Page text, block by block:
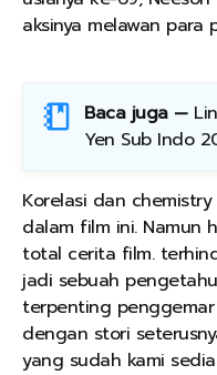
aksinya melawan para
Baca juga —
Yen Sub Indo
Korelasi dan
dalam film ini. Namun
total cerita film.
jadi sebuah
terpenting penggemar
dengan stori
yang sudah kami